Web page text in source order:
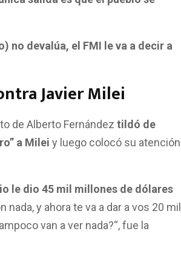
salida es que el pueblo se
no devalúa, el FMI le va a decir a
Javier Milei
de Alberto Fernández tildó de
a Milei y luego colocó su atención
le dio 45 mil millones de dólares
y ahora te va a dar a vos 20 mil
van a ver nada?“, fue la